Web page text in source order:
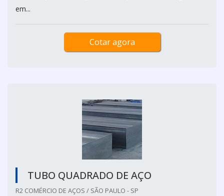
em...
Cotar agora
TUBO QUADRADO DE AÇO
R2 COMÉRCIO DE AÇOS / SÃO PAULO - SP